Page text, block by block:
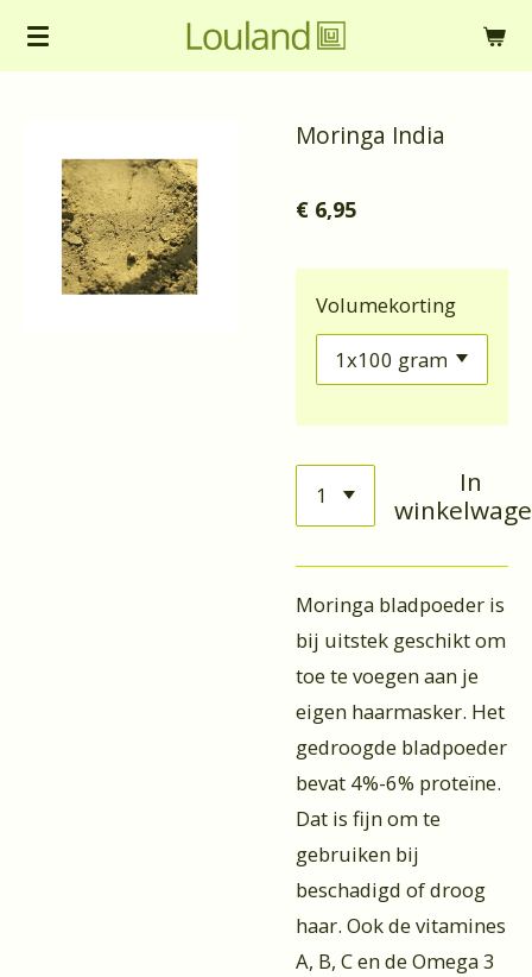
Ga
hoofdinhoud
Moringa India
€ 6,95
Volumekorting
In
Moringa bladpoeder is
bij uitstek geschikt om
toe te voegen aan je
eigen haarmasker. Het
gedroogde bladpoeder
bevat 4%-6% proteïne.
Dat is fijn om te
gebruiken bij
beschadigd of droog
haar. Ook de vitamines
A, B, C en de Omega 3